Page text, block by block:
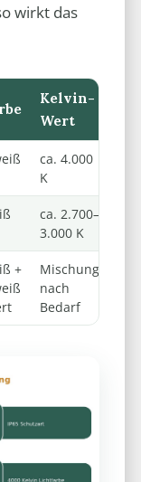
wirkt das
Kelvin-
Wert
ca. 4.000
K
ca. 2.700–
3.000 K
+
Mischung
nach
Bedarf